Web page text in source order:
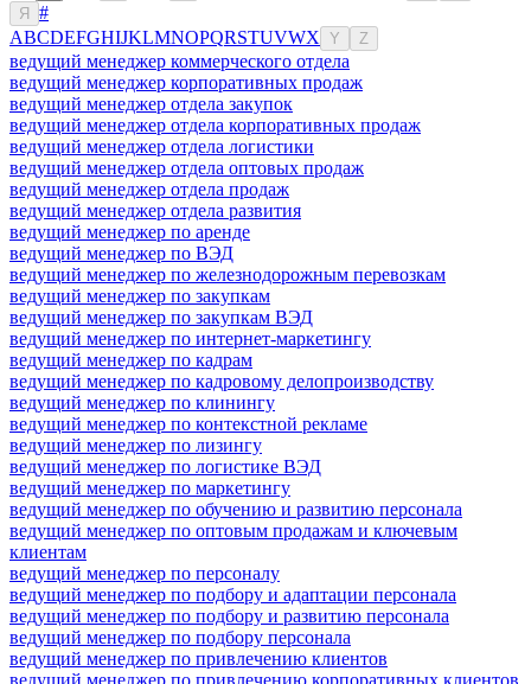
Я
#
ABCDEFGHIJKLMNOPQRSTUVWX Y Z
ведущий менеджер коммерческого отдела
ведущий менеджер корпоративных продаж
ведущий менеджер отдела закупок
ведущий менеджер отдела корпоративных продаж
ведущий менеджер отдела логистики
ведущий менеджер отдела оптовых продаж
ведущий менеджер отдела продаж
ведущий менеджер отдела развития
ведущий менеджер по аренде
ведущий менеджер по ВЭД
ведущий менеджер по железнодорожным перевозкам
ведущий менеджер по закупкам
ведущий менеджер по закупкам ВЭД
ведущий менеджер по интернет-маркетингу
ведущий менеджер по кадрам
ведущий менеджер по кадровому делопроизводству
ведущий менеджер по клинингу
ведущий менеджер по контекстной рекламе
ведущий менеджер по лизингу
ведущий менеджер по логистике ВЭД
ведущий менеджер по маркетингу
ведущий менеджер по обучению и развитию персонала
ведущий менеджер по оптовым продажам и ключевым
клиентам
ведущий менеджер по персоналу
ведущий менеджер по подбору и адаптации персонала
ведущий менеджер по подбору и развитию персонала
ведущий менеджер по подбору персонала
ведущий менеджер по привлечению клиентов
ведущий менеджер по привлечению корпоративных клиентов